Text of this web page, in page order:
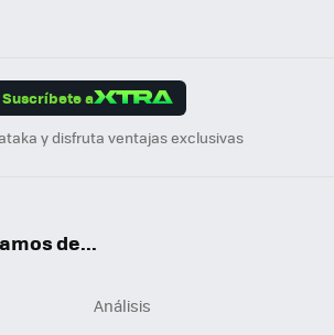
Suscríbete a
y disfruta ventajas exclusivas
de...
Análisis